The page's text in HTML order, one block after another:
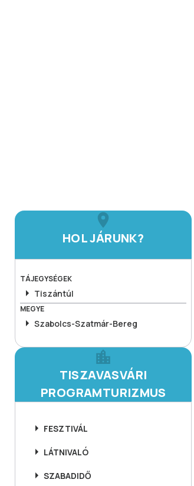
HOL JÁRUNK?
TÁJEGYSÉGEK
Tiszántúl
MEGYE
Szabolcs-Szatmár-Bereg
TISZAVASVÁRI
PROGRAMTURIZMUS
FESZTIVÁL
LÁTNIVALÓ
SZABADIDŐ